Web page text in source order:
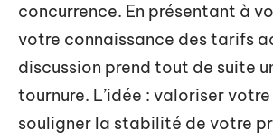
concurrence. En présentant à
votre connaissance des tarifs
discussion prend tout de suite
tournure. L’idée : valoriser
souligner la stabilité de votre